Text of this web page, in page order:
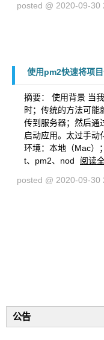
posted @ 2020-09-30
使用pm2快速将项
摘要： 使用背景 当
时；传统的方法可能
传到服务器；然后通
启动应用。太过手动
环境：本地（Mac）
t、pm2、nod
阅读
posted @ 2020-09-30
公告